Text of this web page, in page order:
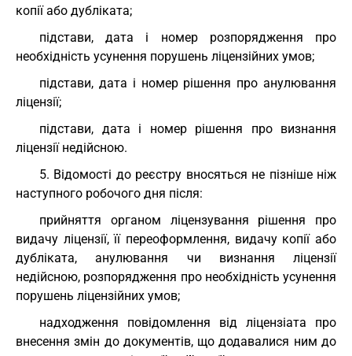
копії або дубліката;
підстави, дата і номер розпорядження про
необхідність усунення порушень ліцензійних умов;
підстави, дата і номер рішення про анулювання
ліцензії;
підстави, дата і номер рішення про визнання
ліцензії недійсною.
5. Відомості до реєстру вносяться не пізніше ніж
наступного робочого дня після:
прийняття органом ліцензування рішення про
видачу ліцензії, її переоформлення, видачу копії або
дубліката, анулювання чи визнання ліцензії
недійсною, розпорядження про необхідність усунення
порушень ліцензійних умов;
надходження повідомлення від ліцензіата про
внесення змін до документів, що додавалися ним до